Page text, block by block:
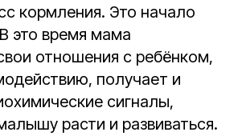
кормления. Это начало
это время мама
отношения с ребёнком,
получает и
сигналы,
расти и развиваться.